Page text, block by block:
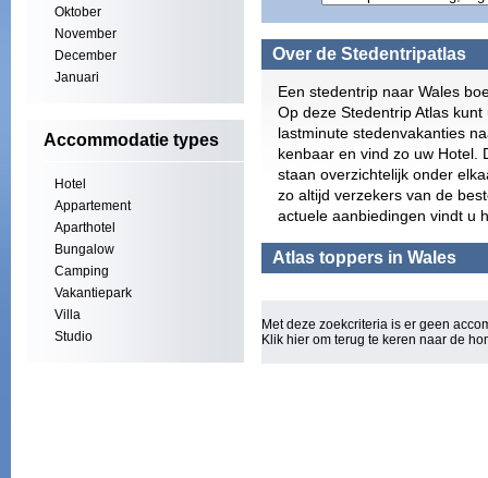
Oktober
November
December
Januari
Accommodatie types
Hotel
Appartement
Aparthotel
Bungalow
Camping
Vakantiepark
Villa
Studio
Over de Stedentripatlas
Een stedentrip naar Wales
Op deze Stedentrip Atlas
lastminute stedenvakanties
kenbaar en vind zo uw Hotel.
staan overzichtelijk onder
zo altijd verzekers van de
actuele aanbiedingen vindt u
Atlas toppers in Wales
Met deze zoekcriteria is er geen
Klik hier om terug te keren naar de